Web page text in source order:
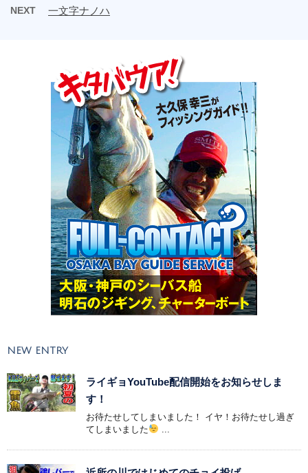
NEXT 一文字ナノハ
NEW ENTRY
ライギョYouTube配信開始をお知らせしま
す！
お待たせしてしまいました！ イヤ！お待たせし過ぎ
てしまいました